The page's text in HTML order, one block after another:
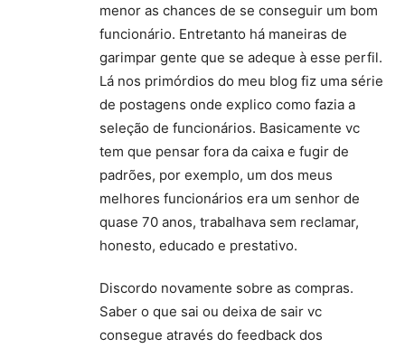
menor as chances de se conseguir um bom
funcionário. Entretanto há maneiras de
garimpar gente que se adeque à esse perfil.
Lá nos primórdios do meu blog fiz uma série
de postagens onde explico como fazia a
seleção de funcionários. Basicamente vc
tem que pensar fora da caixa e fugir de
padrões, por exemplo, um dos meus
melhores funcionários era um senhor de
quase 70 anos, trabalhava sem reclamar,
honesto, educado e prestativo.
Discordo novamente sobre as compras.
Saber o que sai ou deixa de sair vc
consegue através do feedback dos